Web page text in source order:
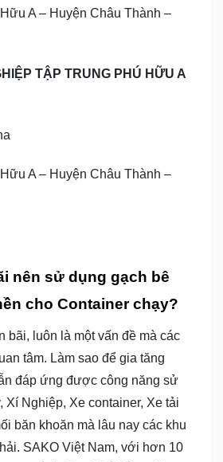
A – Huyện Châu Thành –
TẬP TRUNG PHÚ HỮU A
A – Huyện Châu Thành –
nên sử dụng gạch bê
cho Container chạy?
bãi, luôn là một vấn đề mà các
tâm. Làm sao để gia tăng
đáp ứng được công năng sử
Xí Nghiệp, Xe container, Xe tải
băn khoăn mà lâu nay các khu
SAKO Việt Nam, với hơn 10